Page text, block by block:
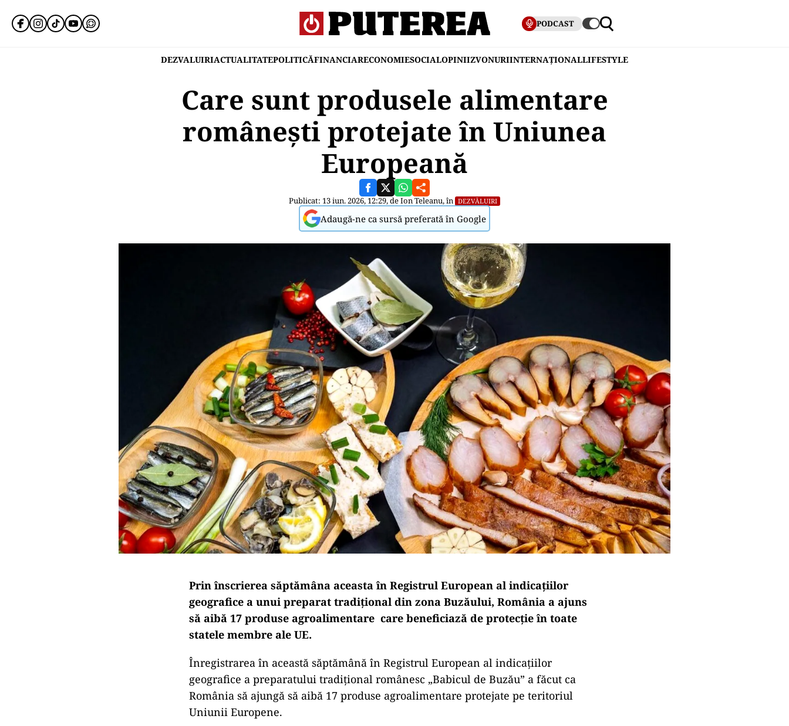
PODCAST
DEZVALUIRIACTUALITATEPOLITICĂFINANCIARECONOMIESOCIALOPINIIZVONURIINTERNAȚIONALLIFESTYLE
Care sunt produsele alimentare
românești protejate în Uniunea
Europeană
Publicat: 13 iun. 2026, 12:29, deIon Teleanu, în DEZVĂLUIRI
Adaugă-ne ca sursă preferată în Google
Prin înscrierea săptămâna aceasta în Registrul European al indicațiilor
geografice a unui preparat tradițional din zona Buzăului, România a ajuns
să aibă 17 produse agroalimentare care beneficiază de protecție în toate
statele membre ale UE.
Înregistrarea în această săptămână în Registrul European al indicațiilor
geografice a preparatului tradițional românesc „Babicul de Buzău” a făcut ca
România să ajungă să aibă 17 produse agroalimentare protejate pe teritoriul
Uniunii Europene.